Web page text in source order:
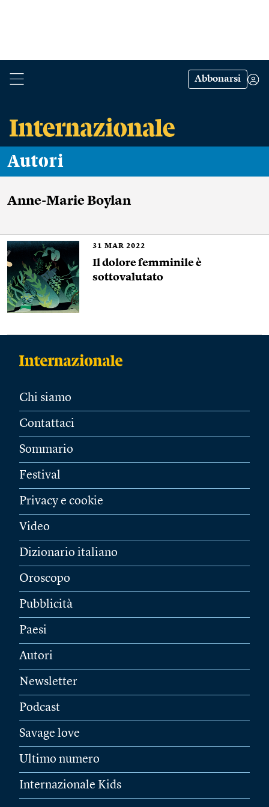
Abbonarsi
Autori
Anne-Marie Boylan
31 MAR 2022
Il dolore femminile è
sottovalutato
Chi siamo
Contattaci
Sommario
Festival
Privacy e cookie
Video
Dizionario italiano
Oroscopo
Pubblicità
Paesi
Autori
Newsletter
Podcast
Savage love
Ultimo numero
Internazionale Kids